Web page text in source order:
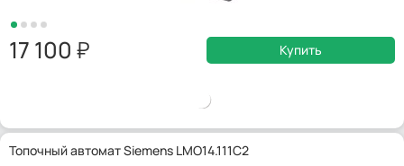
17 100 Купить
Топочный автомат Siemens LMO14.111C2